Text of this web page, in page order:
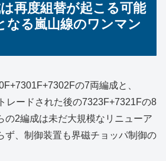
再度組替が起こる可能
なる嵐山線のワンマン
の7両編成と、
レードされた後の7323F+7321Fの8
の2編成は未だ大規模なリニューア
ず、制御装置も界磁チョッパ制御の